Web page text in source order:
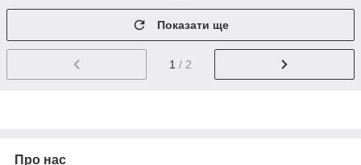
Показати ще
1 / 2
Про нас